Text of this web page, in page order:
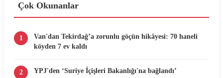
Çok Okunanlar
1
Van'dan Tekirdağ’a zorunlu göçün hikâyesi: 70 haneli
köyden 7 ev kaldı
2
YPJ'den ‘Suriye İçişleri Bakanlığı'na bağlandı’